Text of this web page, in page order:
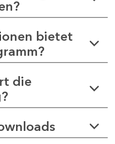
bietet
die